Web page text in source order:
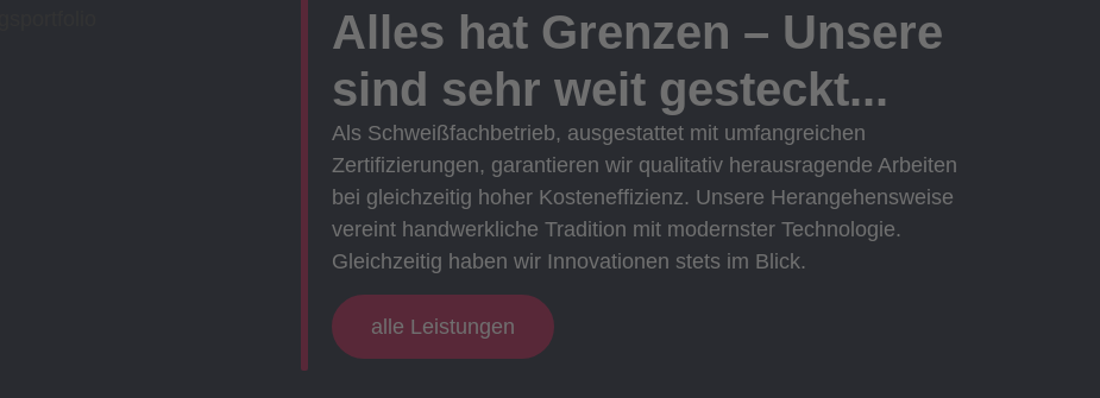
Alles hat Grenzen – Unsere
sind sehr weit gesteckt...
Als Schweißfachbetrieb, ausgestattet mit umfangreichen
Zertifizierungen, garantieren wir qualitativ herausragende Arbeiten
bei gleichzeitig hoher Kosteneffizienz. Unsere Herangehensweise
vereint handwerkliche Tradition mit modernster Technologie.
Gleichzeitig haben wir Innovationen stets im Blick.
alle Leistungen